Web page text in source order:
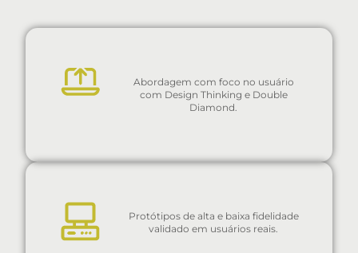
Abordagem com foco no usuário
com Design Thinking e Double
Diamond.
Protótipos de alta e baixa fidelidade
validado em usuários reais.